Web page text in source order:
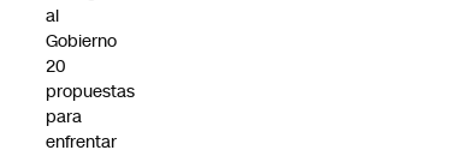
al
Gobierno
20
propuestas
para
enfrentar